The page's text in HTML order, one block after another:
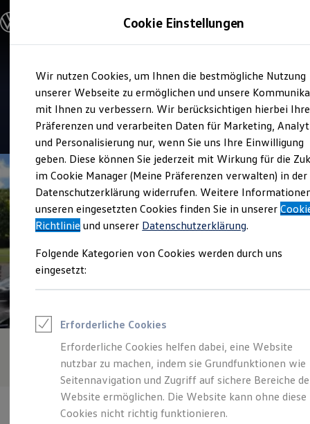
Hauptinhalt
springen
Footer
springen
Modelle & Konfigurator
Nutzfahrzeugkategorien entdecken
Modelle konfigurieren
Vorgängermodelle und Oldtimer
Vorgängermodelle
Oldtimer
Bulli Historie
Branchenlösungen & Gewerbekunden
Umbaulösungen und Hersteller finden
Auf- und Umbauten entdecken & konfigurieren
Groß- und Sonderkunden
Großkunden
Kommunen & Behörden
Journalisten
Sportvereine
Branchenlösungen
Gewerbliche Personenbeförderung
Service & mobile Werkstätten
Kühlfahrzeuge
ONE Business ID Vorteile
Fahrzeugsuche & Marktplatz
Fahrzeugsuche
Fahrzeuge online kaufen
Digitaler Marktplatz
Kauf & Finanzierung
Online-Fahrzeugbewertung
Aktionen & Angebote
Service
Eskildsen Nutzfahrzeuge
4.5| 15 Bewertungen
Cookie Einstellungen
Wir nutzen Cookies, um Ihnen die bestmögliche Nutzung
unserer Webseite zu ermöglichen und unsere
mit Ihnen zu verbessern. Wir berücksichtigen hierbei Ihre
Präferenzen und verarbeiten Daten für Marketing,
und Personalisierung nur, wenn Sie uns Ihre Einwilligung
geben. Diese können Sie jederzeit mit Wirkung für die
im Cookie Manager (Meine Präferenzen verwalten) in der
Datenschutzerklärung widerrufen. Weitere
unseren eingesetzten Cookies finden Sie in unserer
Richtlinie und unserer Datenschutzerklärung.
Folgende Kategorien von Cookies werden durch uns
eingesetzt:
Erforderliche Cookies
Erforderliche Cookies helfen dabei, eine Website
nutzbar zu machen, indem sie Grundfunktionen wie
Seitennavigation und Zugriff auf sichere Bereiche
Website ermöglichen. Die Website kann ohne diese
Cookies nicht richtig funktionieren.